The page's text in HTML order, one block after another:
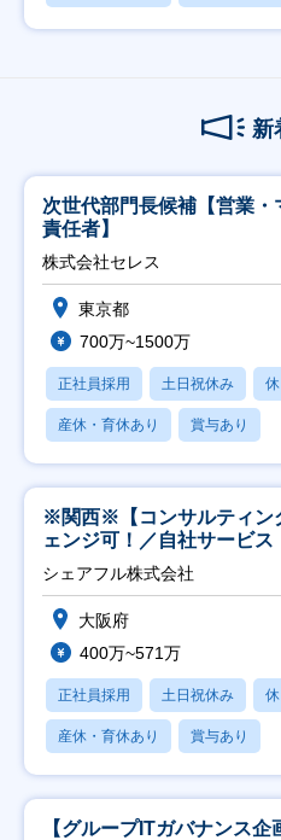
新
次世代部門長候補【営業
責任者】
株式会社セレス
東京都
700万~1500万
正社員採用 土日祝休み
産休・育休あり 賞与あり
※関西※【コンサルティン
ェンジ可！／自社サービ
シェアフル株式会社
大阪府
400万~571万
正社員採用 土日祝休み
産休・育休あり 賞与あり
【グループITガバナンス企